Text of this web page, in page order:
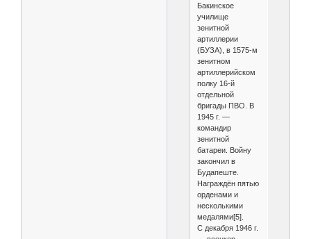
Бакинское
училище
зенитной
артиллерии
(БУЗА), в 1575-м
зенитном
артиллерийском
полку 16-й
отдельной
бригады ПВО. В
1945 г. —
командир
зенитной
батареи. Войну
закончил в
Будапеште.
Награждён пятью
орденами и
несколькими
медалями[5].
С декабря 1946 г.